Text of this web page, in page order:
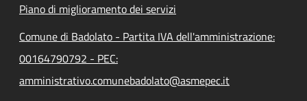
Piano di miglioramento dei servizi
Comune di Badolato - Partita IVA dell'amministrazione:
00164790792 - PEC:
amministrativo.comunebadolato@asmepec.it